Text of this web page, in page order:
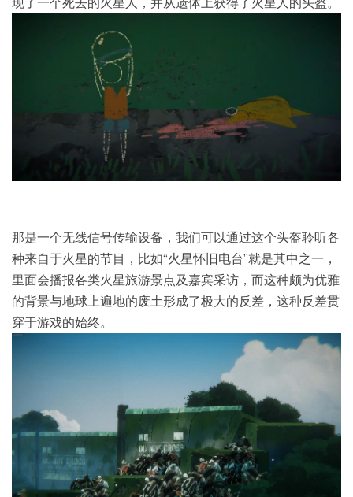
那是一个无线信号传输设备，我们可以通过这个头盔聆听各
种来自于火星的节目，比如“火星怀旧电台”就是其中之一，
里面会播报各类火星旅游景点及嘉宾采访，而这种颇为优雅
的背景与地球上遍地的废土形成了极大的反差，这种反差贯
穿于游戏的始终。